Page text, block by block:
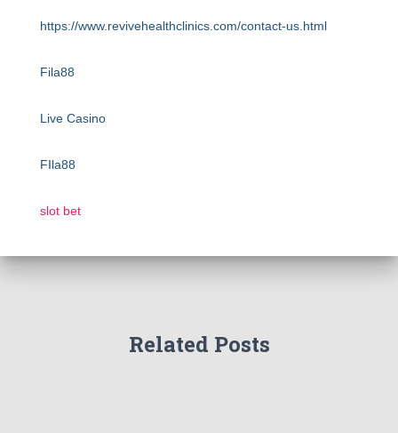
https://www.revivehealthclinics.com/contact-us.html
Fila88
Live Casino
FIla88
slot bet
Related Posts